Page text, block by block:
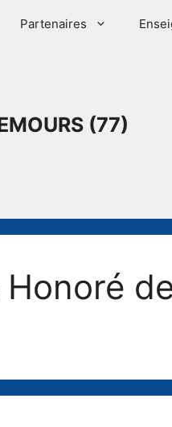
Partenaires
(77)